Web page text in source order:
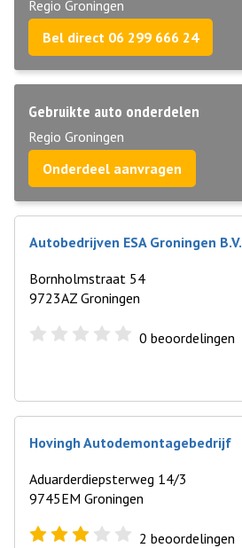
Regio Groningen
Bel direct 06 299 666 24
Gebruikte auto onderdelen
Regio Groningen
Onderdeel aanvragen
Autobedrijven ESA Groningen B.V.
Bornholmstraat 54
9723AZ Groningen
0 beoordelingen
Hovingh Autodemontagebedrijf
Aduarderdiepsterweg 14/3
9745EM Groningen
2 beoordelingen